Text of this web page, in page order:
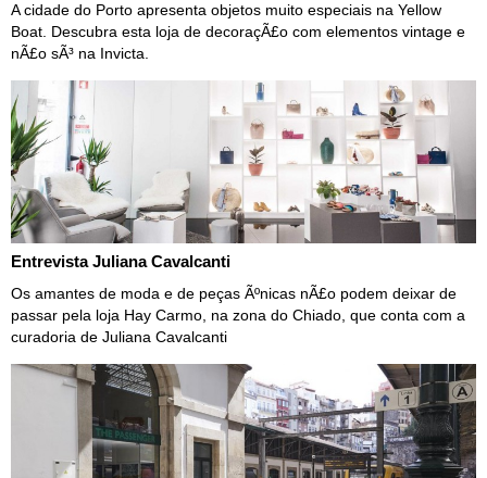
A cidade do Porto apresenta objetos muito especiais na Yellow
Boat. Descubra esta loja de decoraçÃ£o com elementos vintage e
nÃ£o sÃ³ na Invicta.
Entrevista Juliana Cavalcanti
Os amantes de moda e de peças Ãºnicas nÃ£o podem deixar de
passar pela loja Hay Carmo, na zona do Chiado, que conta com a
curadoria de Juliana Cavalcanti